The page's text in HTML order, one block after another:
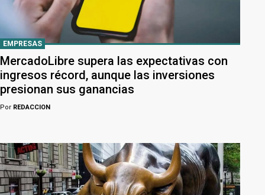
EMPRESAS
MercadoLibre supera las expectativas con
ingresos récord, aunque las inversiones
presionan sus ganancias
Por REDACCION